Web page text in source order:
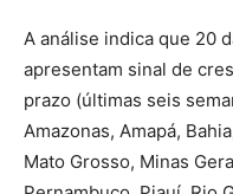
A análise indica que 20
apresentam sinal de
prazo (últimas seis
Amazonas, Amapá,
Mato Grosso, Minas